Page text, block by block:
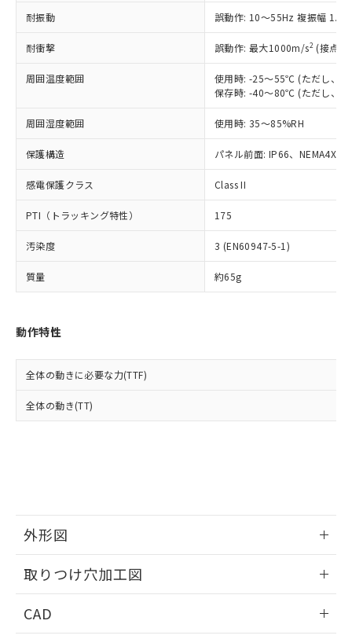
耐振動 誤動作: 10～55Hz 複振幅
耐衝撃 誤動作: 最大1000m/s2 (接点
周囲温度範囲
使用時: -25～55℃ (ただし、氷
保存時: -40～80℃ (ただし、氷
周囲湿度範囲 使用時: 35～85%RH
保護構造 パネル前面: IP66、NEMA4X,
感電保護クラス Class II
PTI（トラッキング特性） 175
汚染度 3 (EN60947-5-1)
質量 約65g
動作特性
全体の動きに必要な力(TTF)
全体の動き(TT)
外形図
取りつけ穴加工図
CAD
記載している更新日時点での社内デー
タに基づき作成されるものであり、閲
覧された時点での実際の在庫および標
準価格とは異なる場合があることをご
正式な納期状況および標準価格はお客
様のお取引先、またはお客様担当のオ
ムロン制御機器販売店・当社販売員に
オムロン制御機器販売店や当社販売拠
販売ネットワーク
」をご確認
ください。
在庫状況および標準価格結果を当社の
事前の承諾なく第三者に漏洩または開
示しないようお願いします。
マイパーツ機能（部品リスト作成サー
ビス）をご利用いただくには、I-Web
メンバーズにご登録されている必要が
および当社の共同利用者が、当社の製
品・サービスに関するお客様との取
をご了承ください。
※当社の共同利用者とは、"個人情報
鉛(Pb) 1000ppm以下、 水銀(Hg) 1000ppm以下、 カド
六価クロム(Cr(Ⅵ)) 1000ppm以下、ポリ臭化ビフェニル
類(PBB) 1000ppm以下、ポリ臭化ジフェニルエーテル類
(PBDE) 1000ppm以下、フタル酸ビス(2-エチルヘキシ
ル) (DEHP)(別名：DOP) 1000ppm以下、フタル酸ブチ
ルベンジル（BBP） 1000ppm以下、フタル酸ジブチル
（DBP） 1000ppm以下、フタル酸ジイソブチル
(DIBP) 1000ppm以下
但し、RoHS指令で産業用監視および制御機器に対する
適用除外項目は除く。
フタル酸エステル類の４物質については閾値を超える意
図的な使用がないことを確認しています。
※2 対応予定月
部品在庫の切り替え状況などにより、予定
月が前後することがあります。
下記の非含有証明書をダウンロードするこ
とができます。
EU RoHS指令（10物質）の非含有証明書
物質の対応では、対応完了までの期間は出
荷製品に未対応品が混在することから備考
既に当社にて対応品への在庫切替を完了
していることから、特段のことがない限
り、2022年1月12日より割愛しておりま
*中国RoHS10物質の基準値 (GB/T26572)：
Pb(鉛) :1000ppm、 Hg(水銀) : 1000ppm、 Cd(カドミウ
Cr(Ⅵ)(六価クロム) : 1000ppm、 PBBs(ポリ臭化ビフェ
ニル類) : 1000ppm、 PBDEs(ポリ臭化ジフェニルエーテ
ル) : 1000ppm、
DEHP(フタル酸ビス(2-エチルヘキシル)) : 1000ppm
※2 環境保護使用期限
「ｅ」：有害物質（10物質）のすべてが基
準値以下であることを示します。
「10」：通常の使用状況下において有害物
質が外部に漏えいし、環境に深刻な影響を
及ぼさない年数を意味します。
（以下｢規制貨物等」という）を輸出
または国外への提供する場合は、日本
国政府の輸出許可(または役務取引許
可)を取得するなどの必要な手続きを
当社は規制貨物を破棄する場合は、完
全に破砕するなど、違法に輸出されな
いよう必要な手段を講じます。
当社は貴社製品を、核兵器、ミサイ
ル、化学兵器、生物兵器またはその他
武器並びにこれらの製造装置等に一切
使用いたしません。
当社は、貴社製品を第三者に販売する
場合は、上記1、2および3の内容を当
該第三者に通知します。また当社は、
販売先および販売に係わる関係者が違
法に輸出するおそれがある場合は、取
り引きをいたしません。
○ 一定数以上の在庫あり
△ 一定数には満たないが在庫あり
在庫なし(最新の在庫状況につ
いては、お客様のお取引先、ま
たはお客様担当のオムロン制御
機器販売店・当社販売員にご確
認ください)
受注生産機種、また在庫状況の
情報を公開していない機種